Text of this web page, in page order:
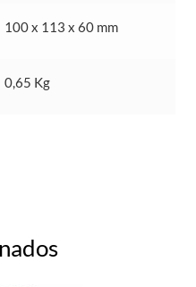
100 x 113 x 60 mm
0,65 Kg